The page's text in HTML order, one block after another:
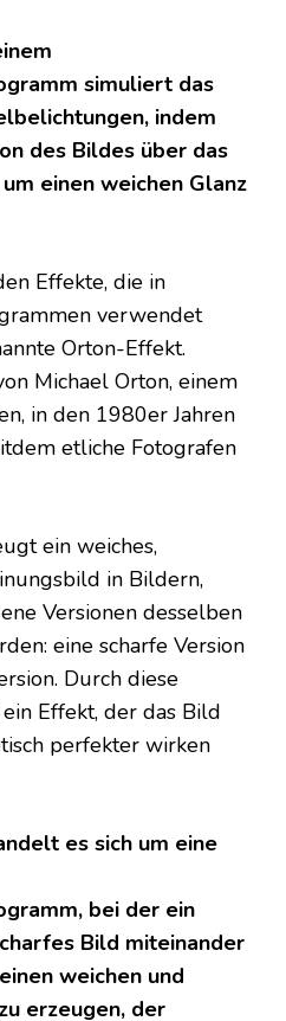
simuliert das
indem
des Bildes über das
einen weichen Glanz
Effekte, die in
verwendet
Orton-Effekt.
Michael Orton, einem
in den 1980er Jahren
etliche Fotografen
ein weiches,
in Bildern,
Versionen desselben
eine scharfe Version
Durch diese
Effekt, der das Bild
perfekter wirken
es sich um eine
bei der ein
Bild miteinander
weichen und
erzeugen, der